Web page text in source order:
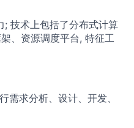
; 技术上包括了分布式计算
、资源调度平台, 特征工
需求分析、设计、开发、